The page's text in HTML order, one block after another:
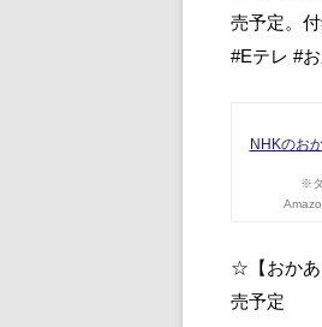
売予定。
#Eテレ #
NHKのお
※
☆【おかあ
売予定